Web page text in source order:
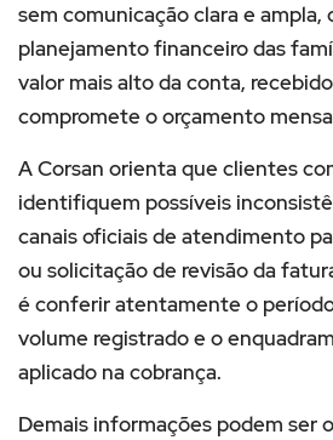
sem comunicação clara e
planejamento financeiro das
valor mais alto da conta,
compromete o orçamento
A Corsan orienta que clientes
identifiquem possíveis
canais oficiais de atendimento
ou solicitação de revisão da
é conferir atentamente o
volume registrado e o
aplicado na cobrança.
Demais informações podem ser